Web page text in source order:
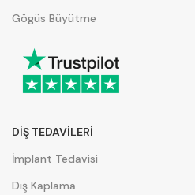
Gögüs Büyütme
DİŞ TEDAVİLERİ
İmplant Tedavisi
Diş Kaplama